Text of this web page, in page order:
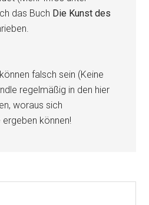
das Buch Die Kunst des
falsch sein (Keine
regelmäßig in den hier
woraus sich
können!